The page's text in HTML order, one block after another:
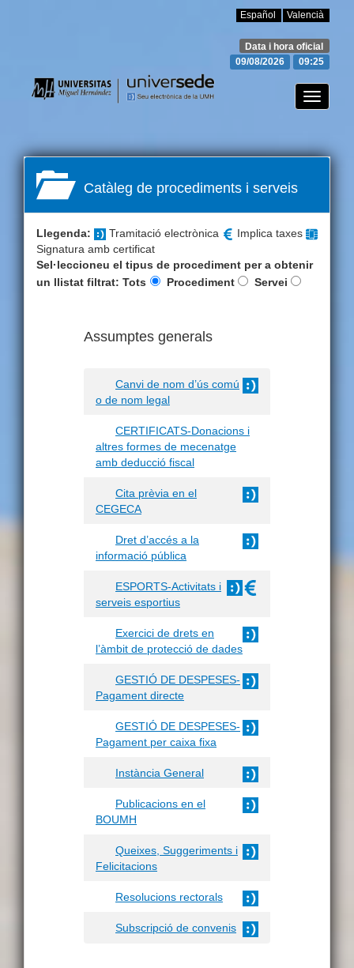
Español Valencià
Data i hora oficial
09/08/2026
09:25
Canviar
mode
Catàleg de procediments i serveis
Llegenda: Tramitació electrònica
Implica taxes
Signatura amb certificat
Sel·leccioneu el tipus de procediment per a obtenir
un llistat filtrat: Tots Procediment Servei
Assumptes generals
Canvi de nom d’ús comú
o de nom legal
CERTIFICATS-Donacions i
altres formes de mecenatge
amb deducció fiscal
Cita prèvia en el
CEGECA
Dret d’accés a la
informació pública
ESPORTS-Activitats i
serveis esportius
Exercici de drets en
l’àmbit de protecció de dades
GESTIÓ DE DESPESES-
Pagament directe
GESTIÓ DE DESPESES-
Pagament per caixa fixa
Instància General
Publicacions en el
BOUMH
Queixes, Suggeriments i
Felicitacions
Resolucions rectorals
Subscripció de convenis